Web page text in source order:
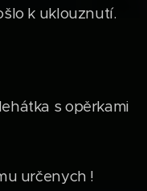
k uklouznutí.
s opěrkami
určenych !